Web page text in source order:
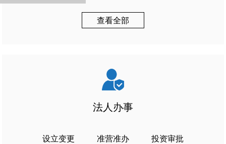
查看全部
法人办事
设立变更 准营准办 投资审批